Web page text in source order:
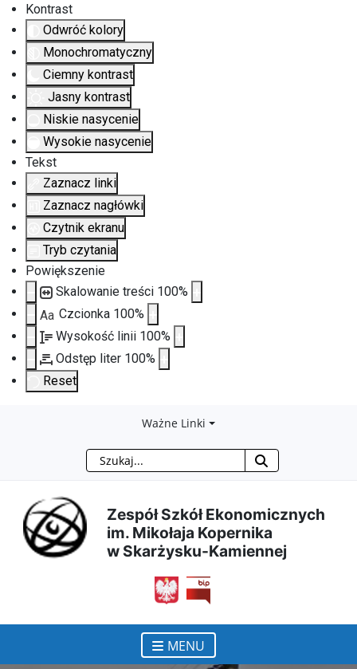
Kontrast
Odwróć kolory
Monochromatyczny
Ciemny kontrast
Jasny kontrast
Niskie nasycenie
Wysokie nasycenie
Tekst
Zaznacz linki
Zaznacz nagłówki
Czytnik ekranu
Tryb czytania
Powiększenie
Skalowanie treści 100%
Aa Czcionka 100%
Wysokość linii 100%
Odstęp liter 100%
Reset
treści
głównej
menu
nawigacyjnego
wyszukiwarki
mapy
strony
Ważne Linki
Szukaj
Zespół Szkół Ekonomicznych
im. Mikołaja Kopernika
w Skarżysku-Kamiennej
otwiera się w nowym
MENU